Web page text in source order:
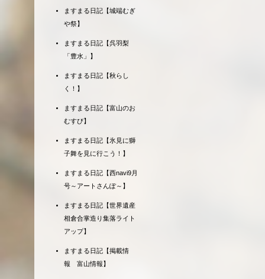
ますまる日記【城端むぎ
や祭】
ますまる日記【呉羽梨
「豊水」】
ますまる日記【秋らし
く！】
ますまる日記【富山のお
むすび】
ますまる日記【氷見に獅
子舞を見に行こう！】
ますまる日記【西navi9月
号～アートさんぽ～】
ますまる日記【世界遺産
相倉合掌造り集落ライト
アップ】
ますまる日記【掲載情
報 富山情報】